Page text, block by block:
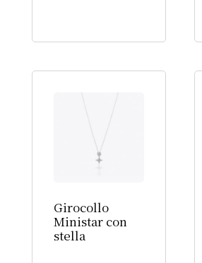
Girocollo
Ministar con
stella